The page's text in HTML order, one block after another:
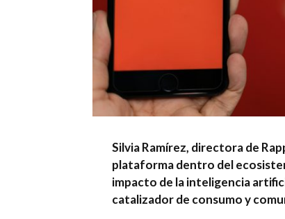
Silvia Ramírez, directora de
plataforma dentro del
impacto de la inteligencia
catalizador de consumo y